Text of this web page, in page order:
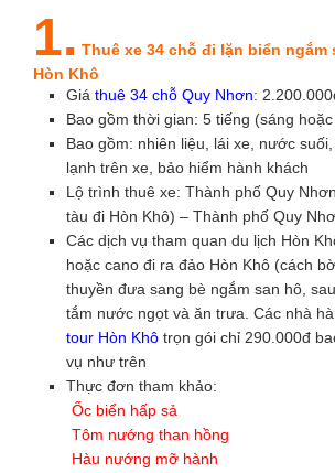
1. Thuê xe 34 chỗ đi lặn biển ngắm
Hòn Khô
Giá thuê 34 chỗ Quy Nhơn:
Bao gồm thời gian: 5 tiếng (sáng
Bao gồm: nhiên liệu, lái xe, nước
lạnh trên xe, bảo hiểm hành khách
Lộ trình thuê xe: Thành phố Quy
tàu đi Hòn Khô) – Thành phố Quy
Các dịch vụ tham quan du lịch Hòn
hoặc cano đi ra đảo Hòn Khô (cách
thuyền đưa sang bè ngắm san hô,
tắm nước ngọt và ăn trưa. Các nhà
tour Hòn Khô trọn gói chỉ 290.000đ
vụ như trên
Thực đơn tham khảo:
Ốc biển hấp sả
Tôm nướng than hồng
Hàu nướng mỡ hành